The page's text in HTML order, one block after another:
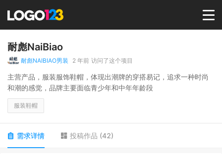
选择套餐→
商标版权
耐彪NaiBiao
耐彪NAIBIAO男装 2 年前 访问了这个项目
主营产品，服装服饰鞋帽，体现出潮牌的穿搭易记，追求一种时尚
和潮的感觉，品牌主要面临青少年和中年年龄段
服装鞋帽
需求详情 投稿作品 (42)